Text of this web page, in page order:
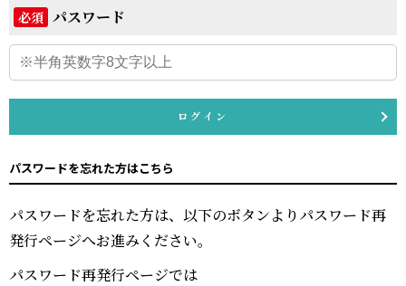
必須 パスワード
ログイン
パスワードを忘れた方はこちら
パスワードを忘れた方は、以下のボタンよりパスワード再
発行ページへお進みください。
パスワード再発行ページでは